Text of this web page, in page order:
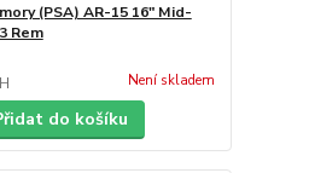
(PSA) AR-15 16" Mid-
Rem
Není skladem
do košíku